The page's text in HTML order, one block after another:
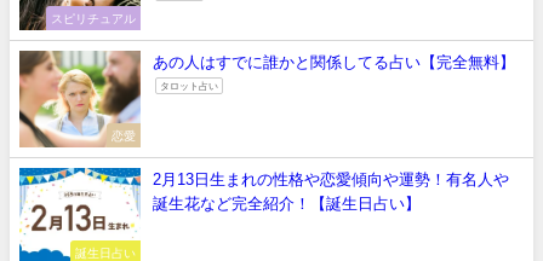
スピリチュアル
恋愛
あの人はすでに誰かと関係してる占い【完全無料】
タロット占い
誕生日占い
2月13日生まれの性格や恋愛傾向や運勢！有名人や
誕生花など完全紹介！【誕生日占い】